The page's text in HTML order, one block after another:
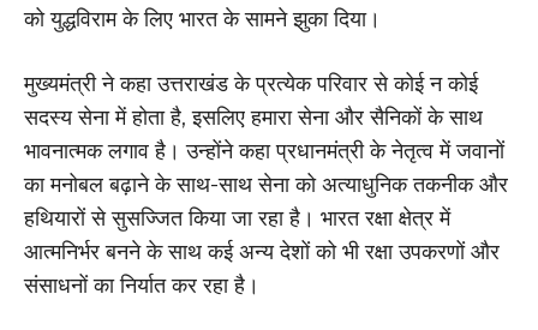
को युद्धविराम के लिए भारत के सामने झुका दिया।
मुख्यमंत्री ने कहा उत्तराखंड के प्रत्येक परिवार से कोई न कोई
सदस्य सेना में होता है, इसलिए हमारा सेना और सैनिकों के साथ
भावनात्मक लगाव है। उन्होंने कहा प्रधानमंत्री के नेतृत्व में जवानों
का मनोबल बढ़ाने के साथ-साथ सेना को अत्याधुनिक तकनीक और
हथियारों से सुसज्जित किया जा रहा है। भारत रक्षा क्षेत्र में
आत्मनिर्भर बनने के साथ कई अन्य देशों को भी रक्षा उपकरणों और
संसाधनों का निर्यात कर रहा है।